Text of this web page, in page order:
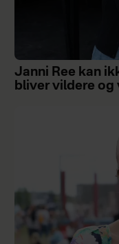
Janni Ree kan
bliver vildere og